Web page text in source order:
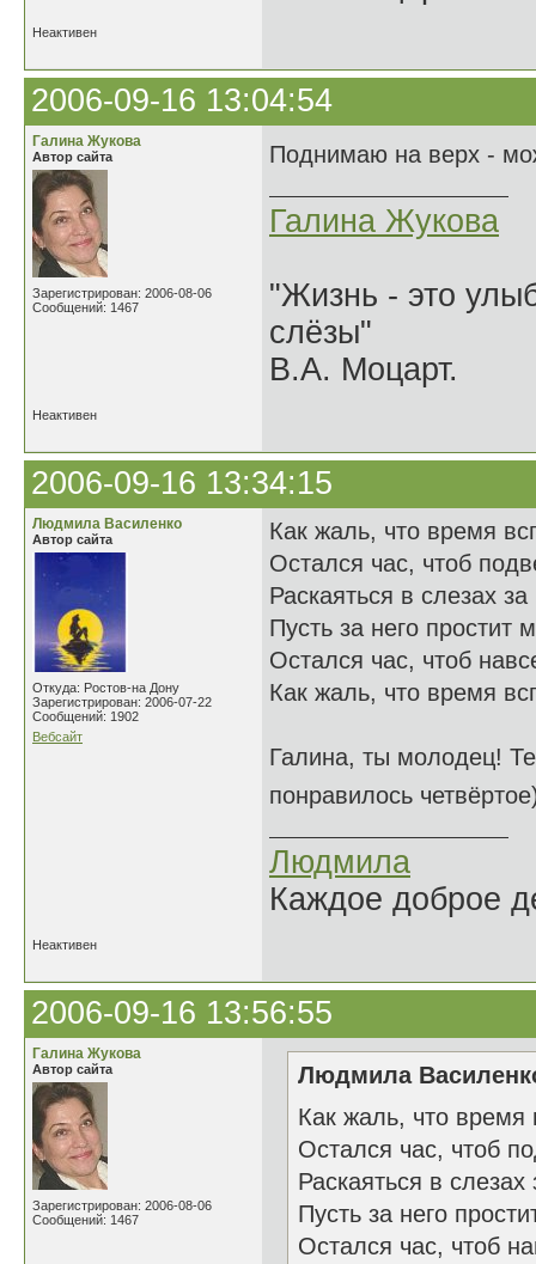
Неактивен
2006-09-16 13:04:54
Галина Жукова
Автор сайта
Зарегистрирован: 2006-08-06
Сообщений: 1467
Поднимаю на верх -
Галина Жукова
"Жизнь - это
слёзы"
В.А. Моцарт.
Неактивен
2006-09-16 13:34:15
Людмила Василенко
Автор сайта
Откуда: Ростов-на Дону
Зарегистрирован: 2006-07-22
Сообщений: 1902
Вебсайт
Как жаль, что время
Остался час, чтоб
Раскаяться в слезах
Пусть за него простит
Остался час, чтоб
Как жаль, что время
Галина, ты молодец!
понравилось
Людмила
Каждое доброе
Неактивен
2006-09-16 13:56:55
Галина Жукова
Автор сайта
Зарегистрирован: 2006-08-06
Сообщений: 1467
Людмила
Как жаль, что время
Остался час, чтоб
Раскаяться в
Пусть за него
Остался час, чтоб